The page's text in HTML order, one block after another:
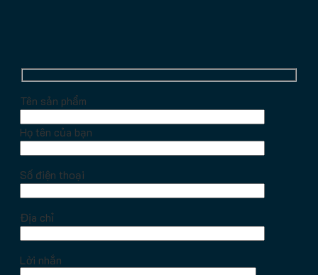
Tên sản phẩm
Họ tên của bạn
Số điện thoại
Địa chỉ
Lời nhắn